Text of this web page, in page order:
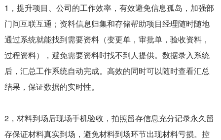
1，提升项目、公司的工作效率，有效避免信息孤岛，加强部
门间互联互通；资料信息归集和存储帮助项目经理随时随地
通过系统就能找到需要资料（变更单，审批单，验收资料，
过程资料），避免需要资料时找不到人提供。数据录入系统
后，汇总工作系统自动完成。高效的同时可以随时查看汇总
结果，保证数据的实时性。
2，材料到场后现场手机验收，拍照留存信息充分记录永久留
存保证材料真实到场，避免材料到场环节出现材料亏损。控